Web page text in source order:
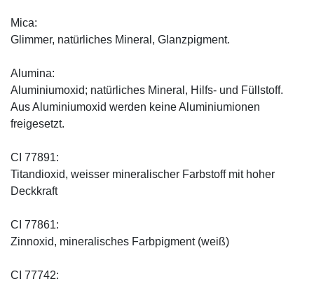
Mica:
Glimmer, natürliches Mineral, Glanzpigment.
Alumina:
Aluminiumoxid; natürliches Mineral, Hilfs- und Füllstoff.
Aus Aluminiumoxid werden keine Aluminiumionen
freigesetzt.
CI 77891:
Titandioxid, weisser mineralischer Farbstoff mit hoher
Deckkraft
CI 77861:
Zinnoxid, mineralisches Farbpigment (weiß)
CI 77742: